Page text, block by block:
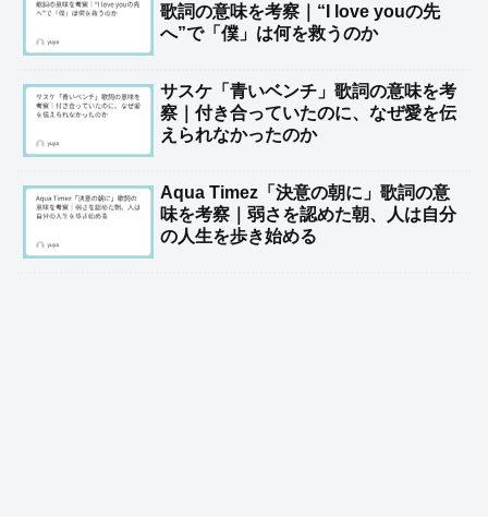
歌詞の意味を考察｜“I love youの先
へ”で「僕」は何を救うのか
サスケ「青いベンチ」歌詞の意味を考
察｜付き合っていたのに、なぜ愛を伝
えられなかったのか
Aqua Timez「決意の朝に」歌詞の意
味を考察｜弱さを認めた朝、人は自分
の人生を歩き始める